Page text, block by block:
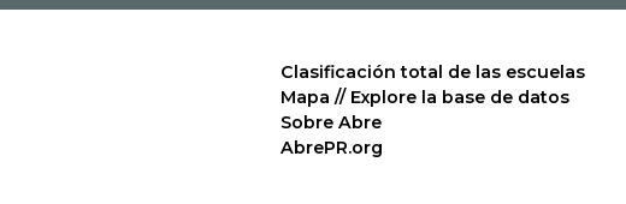
Clasificación total de las escuelas
Mapa // Explore la base de datos
Sobre Abre
AbrePR.org